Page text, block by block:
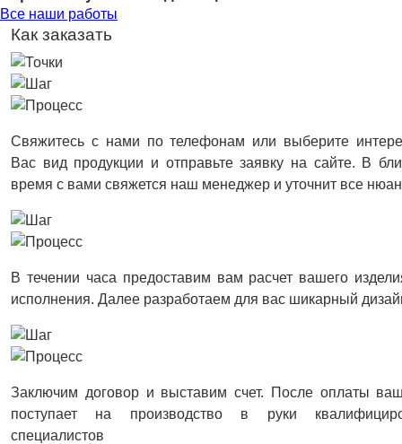
Все наши работы
Как заказать
Свяжитесь с нами по телефонам или выберите
Вас вид продукции и отправьте заявку на сайте. В
время с вами свяжется наш менеджер и уточнит все
В течении часа предоставим вам расчет вашего
исполнения. Далее разработаем для вас шикарный
Заключим договор и выставим счет. После оплаты
поступает на производство в руки
специалистов